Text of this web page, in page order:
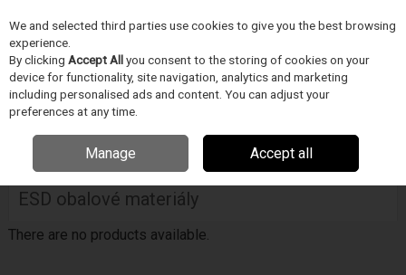
Skip to content
Menu
Home PRUMYSLOVÉ VYBAVENÍ
ESD obalové materiály
There are no products available.
We and selected third parties use cookies to give you the best browsing
experience.
By clicking Accept Allyou consent to the storing of cookies on your
device for functionality, site navigation, analytics and marketing
including personalised ads and content. You can adjust your
preferences at any time.
Manage Accept all